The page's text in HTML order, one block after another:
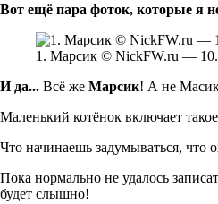
Вот ещё пара фоток, которые я
1. Марсик © NickFW.ru —
И да... Всё же Марсик! А не
Маленький котёнок включает
Что начинаешь задумываться, что
Пока нормально не удалось
будет слышно!